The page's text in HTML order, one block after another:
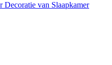
van Slaapkamer